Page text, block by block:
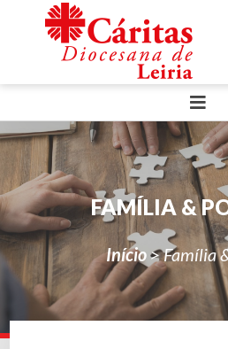
FAMÍLIA &
Início>Família